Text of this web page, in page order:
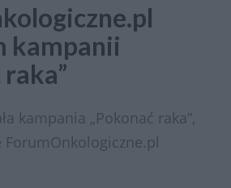
kampanii
kampania „Pokonać raka”,